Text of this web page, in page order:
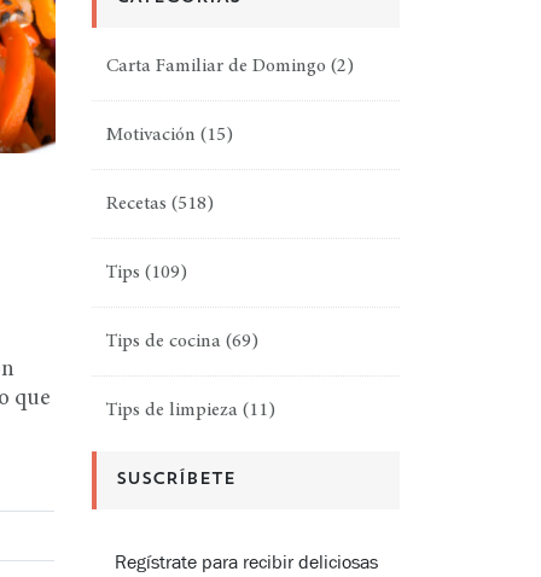
que
Carta Familiar de Domingo (2)
Motivación (15)
Recetas (518)
Tips (109)
Tips de cocina (69)
Tips de limpieza (11)
SUSCRÍBETE
Regístrate para recibir deliciosas